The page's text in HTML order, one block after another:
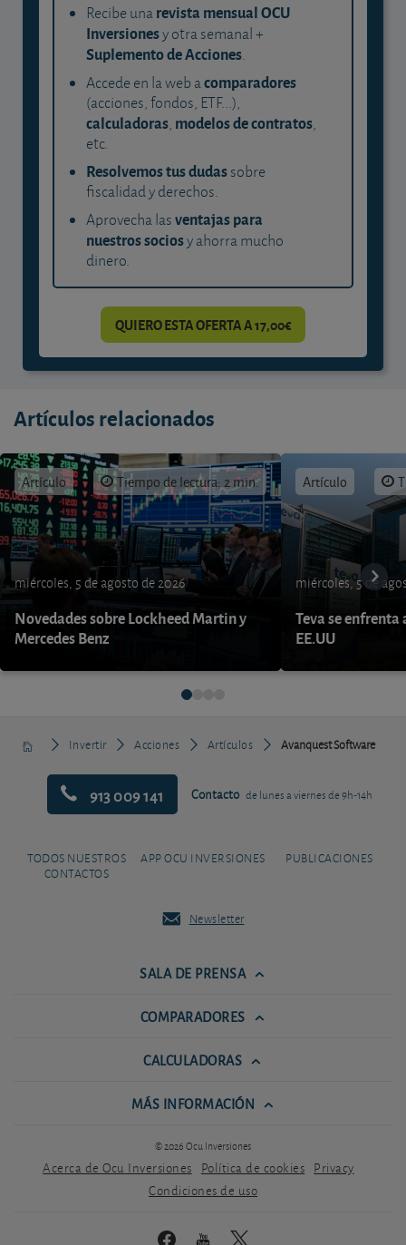
Recibe unarevista mensual OCU
Inversionesy otra semanal +
Suplemento de Acciones.
Accede en la web acomparadores
(acciones, fondos, ETF...),
calculadoras, modelos de contratos,
etc.
Resolvemos tus dudassobre
fiscalidad y derechos.
Aprovecha lasventajas para
nuestros sociosy ahorra mucho
dinero.
QUIERO ESTA OFERTA A 17,00€
Artículos relacionados
Artículo Tiempo de lectura: 2 min.
miércoles, 5 de agosto de 2026
Novedades sobre Lockheed Martin y
Mercedes Benz
Artículo
miércoles, 5 de
Teva se enfrenta
EE.UU
Invertir Acciones Artículos Avanquest Software
913 009 141 Contacto de lunes a viernes de 9h-14h
TODOS NUESTROS
CONTACTOS
APP OCU INVERSIONES PUBLICACIONES
Newsletter
SALA DE PRENSA
COMPARADORES
CALCULADORAS
MÁS INFORMACIÓN
© 2026 Ocu Inversiones
Acerca de Ocu Inversiones Política de cookies Privacy
Condiciones de uso